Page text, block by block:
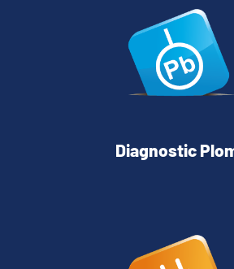
Diagnostic